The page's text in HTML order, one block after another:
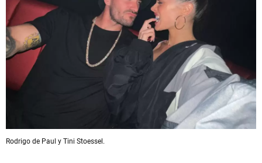
Rodrigo de Paul y Tini Stoessel.